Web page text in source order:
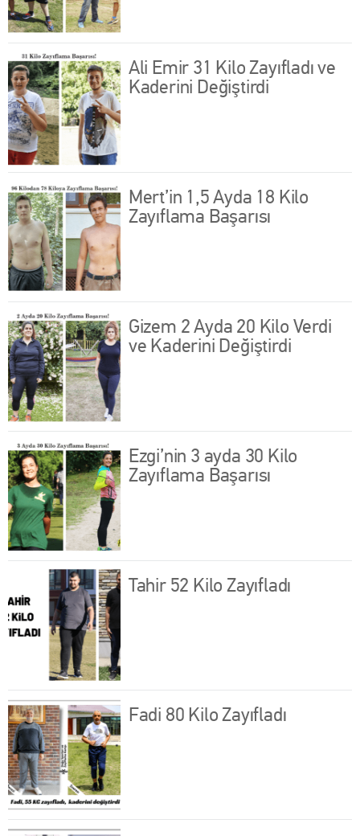
Ali Emir 31 Kilo Zayıfladı ve
Kaderini Değiştirdi
Mert’in 1,5 Ayda 18 Kilo
Zayıflama Başarısı
Gizem 2 Ayda 20 Kilo Verdi
ve Kaderini Değiştirdi
Ezgi’nin 3 ayda 30 Kilo
Zayıflama Başarısı
Tahir 52 Kilo Zayıfladı
Fadi 80 Kilo Zayıfladı